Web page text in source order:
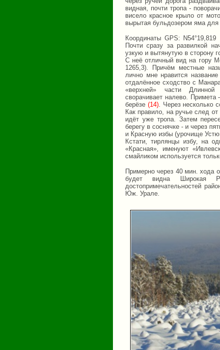
видная, почти тропа -
висело красное крыло от
вырытая бульдозером яма для
Координаты GPS:
Почти сразу за развилкой
узкую и вытянутую в сторону
С неё отличный вид на гору
1265,3). Причём местные
лично мне нравится
отдалённое сходство с
«верхней» части
сворачивает налево. Примета
берёзе (14). Через несколько
Как правило, на ручье след
идёт уже тропа. Затем
берегу в соснячке - и через
и Красную избы (урочище
Кстати, тирлянцы избу, на
«Красная», именуют
смайликом используется
Примерно через 40 мин. хода
будет видна Широкая
достопримечательностей
Юж. Урале.